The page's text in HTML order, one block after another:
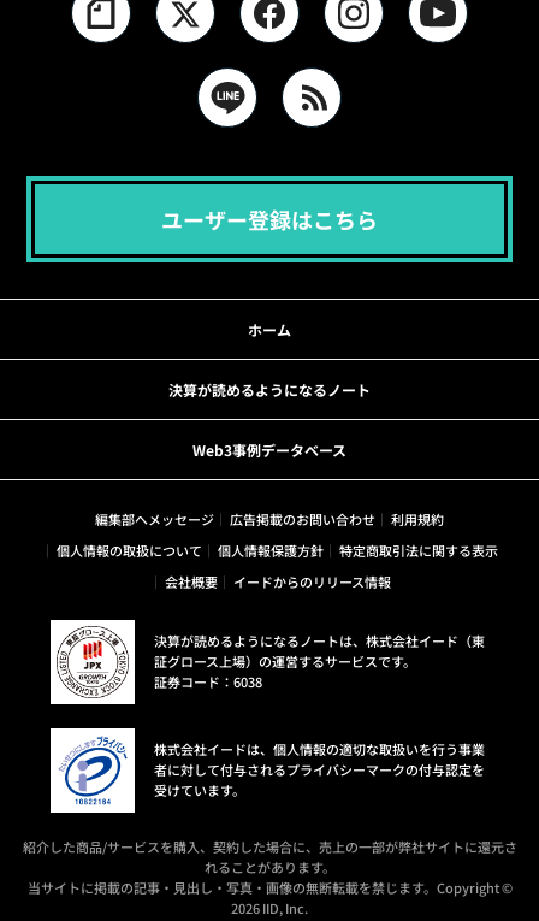
ユーザー登録はこちら
ホーム
決算が読めるようになるノート
Web3事例データベース
編集部へメッセージ 広告掲載のお問い合わせ
利用規約
個人情報の取扱について
個人情報保護方針
特定商取引法に関する表示
会社概要
イードからのリリース情報
決算が読めるようになるノートは、株式会社イード（東
証グロース上場）の運営するサービスです。
証券コード：6038
株式会社イードは、個人情報の適切な取扱いを行う事業
者に対して付与されるプライバシーマークの付与認定を
受けています。
紹介した商品/サービスを購入、契約した場合に、売上の一部が弊社サイトに還元さ
れることがあります。
当サイトに掲載の記事・見出し・写真・画像の無断転載を禁じます。Copyright ©
2026 IID, Inc.